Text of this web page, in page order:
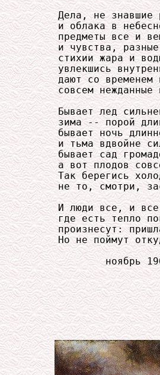
Дела, не знавшие
и облака в
предметы все и
и чувства,
стихии жара и
увлекшись
дают со временем
совсем нежданные
Бывает лед
зима -- порой
бывает ночь
и тьма вдвойне
бывает сад
а вот плодов
Так берегись
не то, смотри,
И люди все, и
где есть тепло
произнесут:
Но не поймут
ноябрь